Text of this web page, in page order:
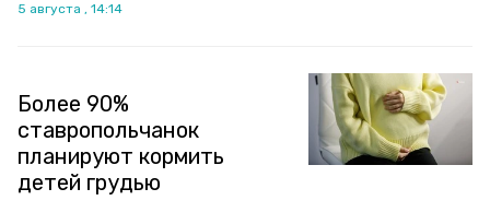
5 августа , 14:14
Более 90%
ставропольчанок
планируют кормить
детей грудью